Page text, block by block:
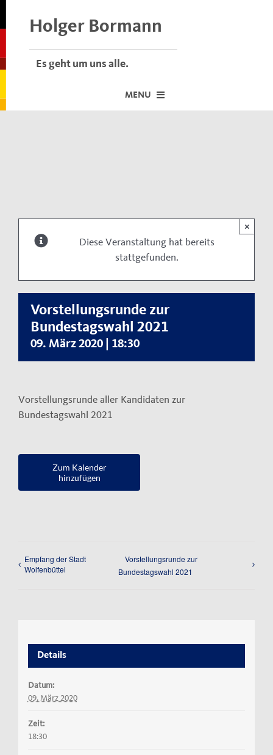
Holger Bormann
Es geht um uns alle.
MENU
Neuigkeiten
Der Bormann-Bulli
Impressum
Datenschutzerklärung
Diese Veranstaltung hat bereits
stattgefunden.
×
Vorstellungsrunde zur
Bundestagswahl 2021
09. März 2020 | 18:30
Vorstellungsrunde aller Kandidaten zur
Bundestagswahl 2021
Zum Kalender
hinzufügen
Empfang der Stadt
Wolfenbüttel
Vorstellungsrunde zur
Bundestagswahl 2021
Details
Datum:
09. März 2020
Zeit:
18:30